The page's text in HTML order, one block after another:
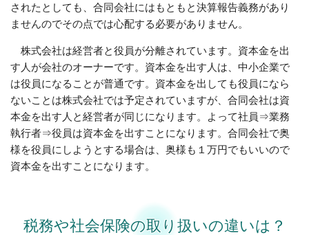
されたとしても、合同会社にはもともと決算報告義務があり
ませんのでその点では心配する必要がありません。
株式会社は経営者と役員が分離されています。資本金を出
す人が会社のオーナーです。資本金を出す人は、中小企業で
は役員になることが普通です。資本金を出しても役員になら
ないことは株式会社では予定されていますが、合同会社は資
本金を出す人と経営者が同じになります。よって社員⇒業務
執行者⇒役員は資本金を出すことになります。合同会社で奥
様を役員にしようとする場合は、奥様も１万円でもいいので
資本金を出すことになります。
税務や社会保険の取り扱いの違いは？